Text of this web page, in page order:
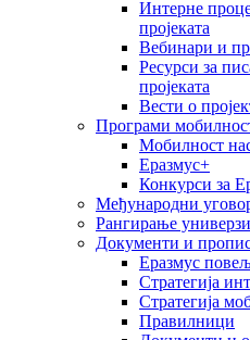
Интерне
пројеката
Вебинари и
Ресурси за
пројеката
Вести о
Програми
Мобилност
Еразмус+
Конкурси за
Међународни
Рангирање
Документи и
Еразмус
Стратегија
Стратегија
Правилници